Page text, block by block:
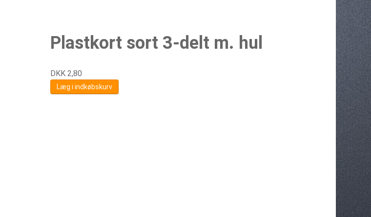
Plastkort sort 3-delt m. hul
DKK 2,80
Læg i indkøbskurv